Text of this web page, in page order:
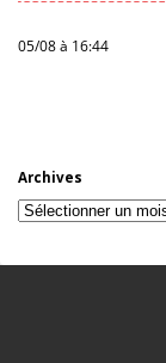
05/08 à 16:44
Archives
Archives